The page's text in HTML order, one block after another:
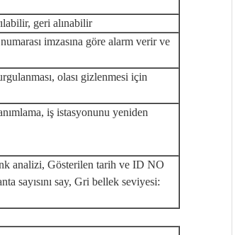
geri alınabilir
imzasına göre alarm verir ve
olası gizlenmesi için
iş istasyonunu yeniden
analizi, Gösterilen tarih ve ID NO
sayısını say, Gri bellek seviyesi: